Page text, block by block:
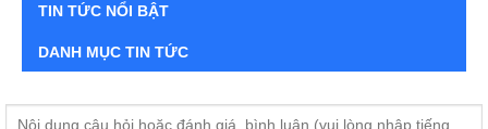
TIN TỨC NỔI BẬT
DANH MỤC TIN TỨC